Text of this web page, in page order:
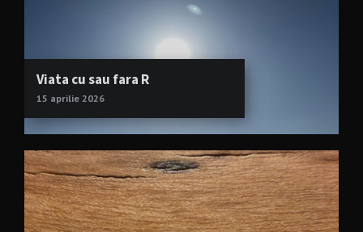
Viata cu sau fara R
15 aprilie 2026